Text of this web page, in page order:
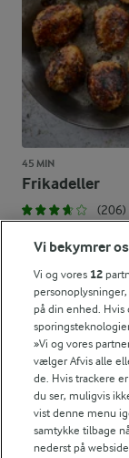
45 MIN
Frikadeller
(206)
Vi bekymrer
Vi og vores 12
på din enhed.
»Vi og vores
vælger Afvis alle
de. Hvis trackere
du ser, muligvis
vist denne menu
samtykke tilbage
nederst på